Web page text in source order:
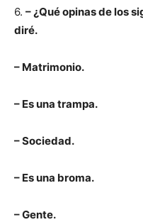
6. – ¿Qué opinas de los
diré.
– Matrimonio.
– Es una trampa.
– Sociedad.
– Es una broma.
– Gente.